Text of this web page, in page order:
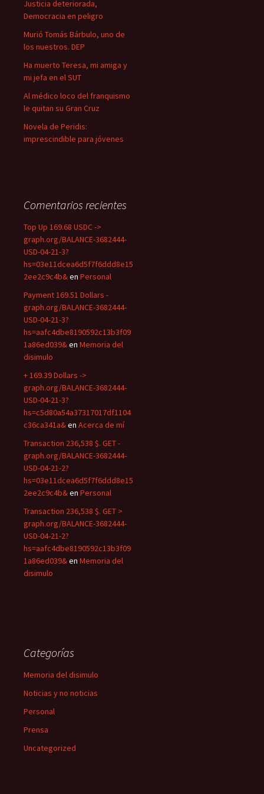
Justicia deteriorada,
Democracia en peligro
Murió Tomás Bárbulo, uno de
los nuestros. DEP
Ha muerto Teresa, mi amiga y
mi jefa en el SUT
Al médico loco del franquismo
le quitan su Gran Cruz
Novela de Peridis:
imprescindible para jóvenes
Comentarios recientes
Top Up 169.68 USDC ->
graph.org/BALANCE-3682444-
USD-04-21-3?
hs=03e11dcea6d5f7f6ddd8e15
2ee2c9c4b&en Personal
Payment 169.51 Dollars -
graph.org/BALANCE-3682444-
USD-04-21-3?
hs=aafc4dbe8190592c13b3f09
1a86ed039&en Memoria del
disimulo
+ 169.39 Dollars ->
graph.org/BALANCE-3682444-
USD-04-21-3?
hs=c5d80a54a37317017df1104
c36ca341a&en Acerca de mí
Transaction 236,538 $. GET -
graph.org/BALANCE-3682444-
USD-04-21-2?
hs=03e11dcea6d5f7f6ddd8e15
2ee2c9c4b&en Personal
Transaction 236,538 $. GET >
graph.org/BALANCE-3682444-
USD-04-21-2?
hs=aafc4dbe8190592c13b3f09
1a86ed039&en Memoria del
disimulo
Categorías
Memoria del disimulo
Noticias y no noticias
Personal
Prensa
Uncategorized